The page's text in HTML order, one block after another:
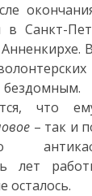
в Санкт-
что
– так и
лет
осталось.